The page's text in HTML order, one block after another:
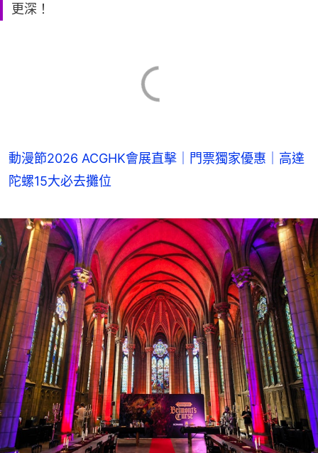
更深！
動漫節2026 ACGHK會展直擊｜門票獨家優惠｜高達
陀螺15大必去攤位